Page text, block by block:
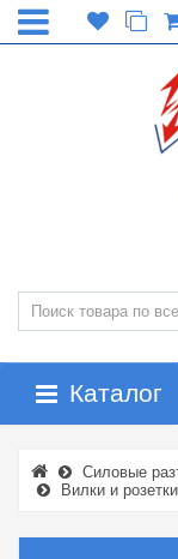
Каталог
Силовые
Вилки и